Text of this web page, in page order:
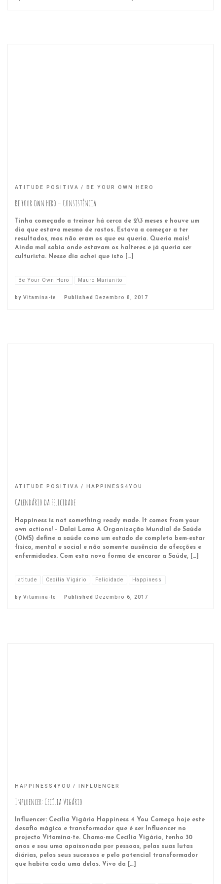
ATITUDE POSITIVA BE YOUR OWN HERO
Be Your Own Hero – Consistência
Tinha começado a treinar há cerca de 2\3 meses e houve um
dia que estava mesmo de rastos. Estava a começar a ter
resultados, mas não eram os que eu queria. Queria mais!
Ainda mal sabia onde estavam os halteres e já queria ser
culturista. Nesse dia achei que isto […]
Be Your Own Hero Mauro Marianito
by Vitamina-te Published Dezembro 8, 2017
ATITUDE POSITIVA HAPPINESS4YOU
Calendário da Felicidade
Happiness is not something ready made. It comes from your
own actions! – Dalai Lama A Organização Mundial de Saúde
(OMS) define a saúde como um estado de completo bem-estar
físico, mental e social e não somente ausência de afecções e
enfermidades. Com esta nova forma de encarar a Saúde, […]
atitude Cecília Vigário Felicidade Happiness
by Vitamina-te Published Dezembro 6, 2017
HAPPINESS4YOU INFLUENCER
Influencer: Cecília Vigário
Influencer: Cecília Vigário Happiness 4 You Começo hoje este
desafio mágico e transformador que é ser Influencer no
projecto Vitamina-te. Chamo-me Cecília Vigário, tenho 30
anos e sou uma apaixonada por pessoas, pelas suas lutas
diárias, pelos seus sucessos e pelo potencial transformador
que habita cada uma delas. Vivo da […]